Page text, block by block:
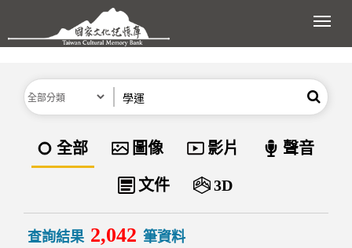
跳到主要內容區塊
展
分類 搜尋
資料類型
全部 圖像 影片 聲音
文件 3D
查詢結果 2,042 筆資料